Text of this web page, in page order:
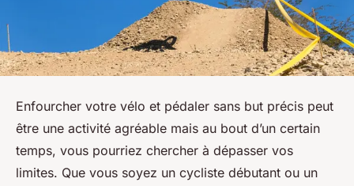
Enfourcher votre vélo et pédaler sans but précis peut
être une activité agréable mais au bout d’un certain
temps, vous pourriez chercher à dépasser vos
limites. Que vous soyez un cycliste débutant ou un